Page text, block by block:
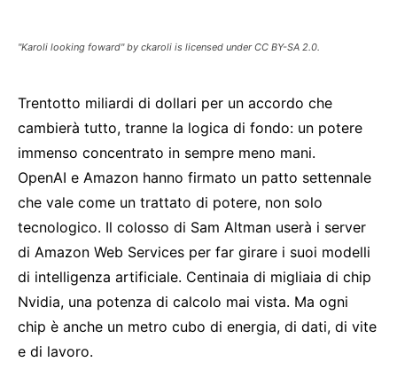
"Karoli looking foward" by ckaroli is licensed under CC BY-SA 2.0.
Trentotto miliardi di dollari per un accordo che
cambierà tutto, tranne la logica di fondo: un potere
immenso concentrato in sempre meno mani.
OpenAI e Amazon hanno firmato un patto settennale
che vale come un trattato di potere, non solo
tecnologico. Il colosso di Sam Altman userà i server
di Amazon Web Services per far girare i suoi modelli
di intelligenza artificiale. Centinaia di migliaia di chip
Nvidia, una potenza di calcolo mai vista. Ma ogni
chip è anche un metro cubo di energia, di dati, di vite
e di lavoro.